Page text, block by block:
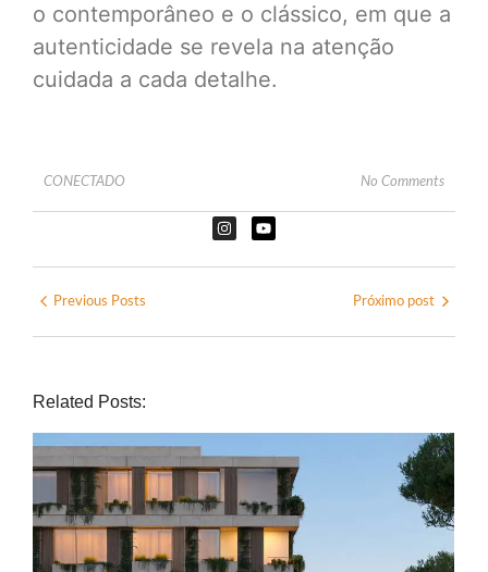
o contemporâneo e o clássico, em que a
autenticidade se revela na atenção
cuidada a cada detalhe.
CONECTADO No Comments
Previous Posts Próximo post
Related Posts: